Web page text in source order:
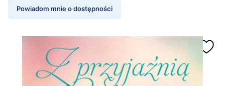
Powiadom mnie o dostępności